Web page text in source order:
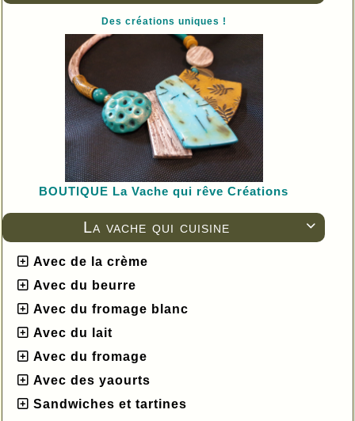
Des créations uniques !
BOUTIQUE La Vache qui rêve Créations

La vache qui cuisine
Avec de la crème
Avec du beurre
Avec du fromage blanc
Avec du lait
Avec du fromage
Avec des yaourts
Sandwiches et tartines